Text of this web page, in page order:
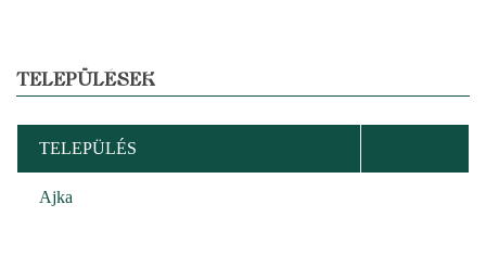
TELEPÜLÉSEK
TELEPÜLÉS
Ajka